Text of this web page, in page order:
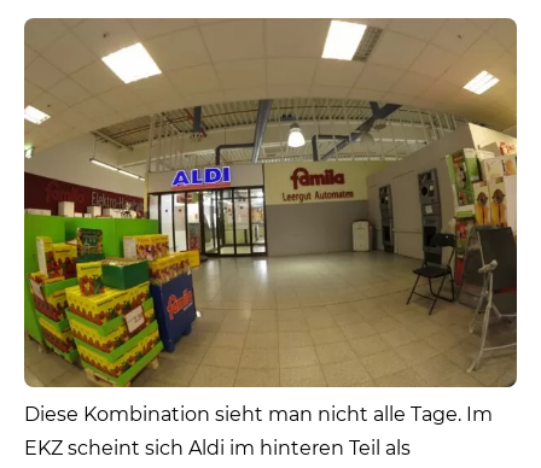
Diese Kombination sieht man nicht alle Tage. Im
EKZ scheint sich Aldi im hinteren Teil als